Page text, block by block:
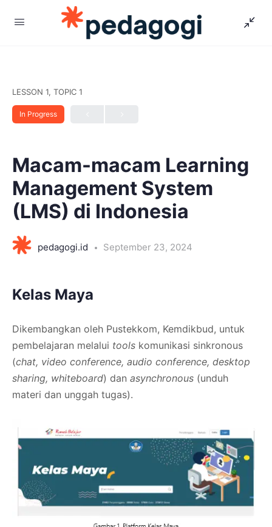
LESSON 1, TOPIC 1
In Progress
Macam-macam Learning
Management System
(LMS) di Indonesia
pedagogi.id September 23, 2024
Kelas Maya
Dikembangkan oleh Pustekkom, Kemdikbud, untuk
pembelajaran melalui tools komunikasi sinkronous
(chat, video conference, audio conference, desktop
sharing, whiteboard) dan asynchronous (unduh
materi dan unggah tugas).